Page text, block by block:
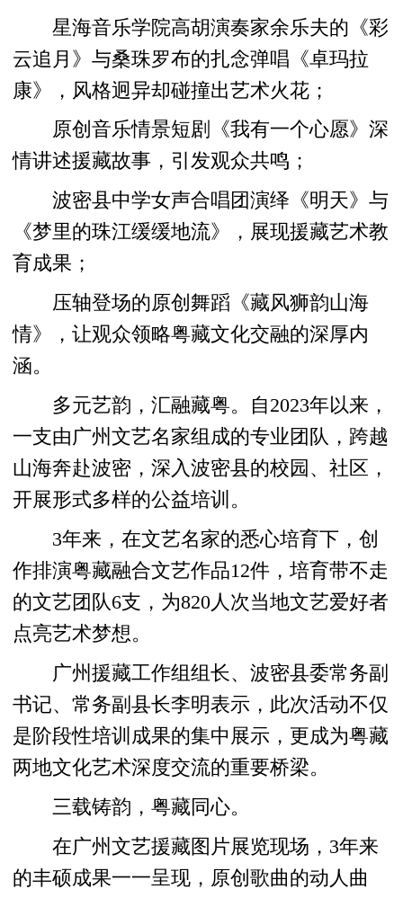
星海音乐学院高胡演奏家余乐夫的《彩
云追月》与桑珠罗布的扎念弹唱《卓玛拉
康》，风格迥异却碰撞出艺术火花；
原创音乐情景短剧《我有一个心愿》深
情讲述援藏故事，引发观众共鸣；
波密县中学女声合唱团演绎《明天》与
《梦里的珠江缓缓地流》，展现援藏艺术教
育成果；
压轴登场的原创舞蹈《藏风狮韵山海
情》，让观众领略粤藏文化交融的深厚内
涵。
多元艺韵，汇融藏粤。自2023年以来，
一支由广州文艺名家组成的专业团队，跨越
山海奔赴波密，深入波密县的校园、社区，
开展形式多样的公益培训。
3年来，在文艺名家的悉心培育下，创
作排演粤藏融合文艺作品12件，培育带不走
的文艺团队6支，为820人次当地文艺爱好者
点亮艺术梦想。
广州援藏工作组组长、波密县委常务副
书记、常务副县长李明表示，此次活动不仅
是阶段性培训成果的集中展示，更成为粤藏
两地文化艺术深度交流的重要桥梁。
三载铸韵，粤藏同心。
在广州文艺援藏图片展览现场，3年来
的丰硕成果一一呈现，原创歌曲的动人曲